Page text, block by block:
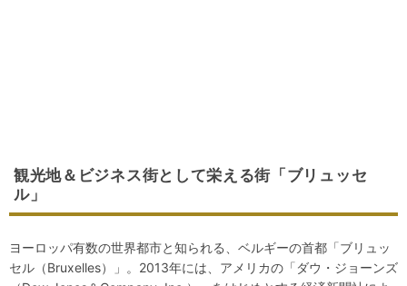
観光地＆ビジネス街として栄える街「ブリュッセ
ル」
ヨーロッパ有数の世界都市と知られる、ベルギーの首都「ブリュッ
セル（Bruxelles）」。2013年には、アメリカの「ダウ・ジョーンズ